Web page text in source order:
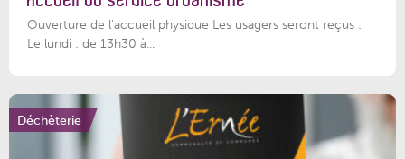
Ouverture de l'accueil physique Les usagers seront reçus :
Le lundi : de 13h30 à...
Déchèterie